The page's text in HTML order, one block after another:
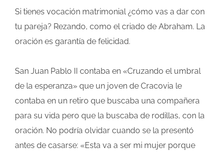
Si tienes vocación matrimonial ¿cómo vas a dar con
tu pareja? Rezando, como el criado de Abraham. La
oración es garantía de felicidad.
San Juan Pablo II contaba en «Cruzando el umbral
de la esperanza» que un joven de Cracovia le
contaba en un retiro que buscaba una compañera
para su vida pero que la buscaba de rodillas, con la
oración. No podría olvidar cuando se la presentó
antes de casarse: «Esta va a ser mi mujer porque